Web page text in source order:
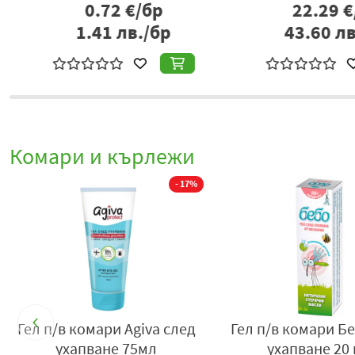
0.72€/бр
1.41лв./бр
22.29€/
43.60лв./
Комари и кърлежи
- 17%
Гел п/в комари Agiva след
ухапване 75мл
Гел п/в комари
ухапване 20